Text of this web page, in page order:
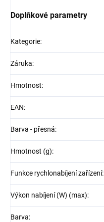
Doplňkové parametry
Kategorie:
Záruka:
Hmotnost:
EAN:
Barva - přesná:
Hmotnost (g):
Funkce rychlonabíjení zařízení:
Výkon nabíjení (W) (max):
Barva: